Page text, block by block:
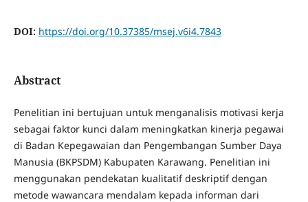
DOI: https://doi.org/10.37385/msej.v6i4.7843
Abstract
Penelitian ini bertujuan untuk menganalisis motivasi kerja
sebagai faktor kunci dalam meningkatkan kinerja pegawai
di Badan Kepegawaian dan Pengembangan Sumber Daya
Manusia (BKPSDM) Kabupaten Karawang. Penelitian ini
menggunakan pendekatan kualitatif deskriptif dengan
metode wawancara mendalam kepada informan dari